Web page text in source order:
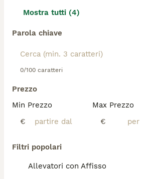
Mostra tutti (4)
Parola chiave
0/100 caratteri
Prezzo
Min Prezzo
€
Max Prezzo
€
Filtri popolari
Allevatori con Affisso